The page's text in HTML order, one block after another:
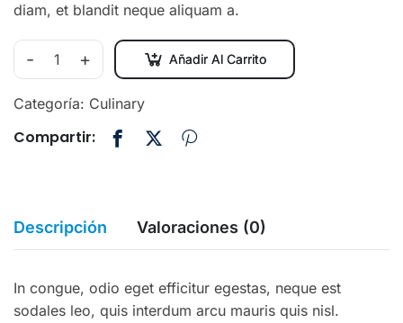
diam, et blandit neque aliquam a.
- + Añadir Al Carrito
Categoría: Culinary
Compartir:
Descripción Valoraciones (0)
In congue, odio eget efficitur egestas, neque est
sodales leo, quis interdum arcu mauris quis nisl.